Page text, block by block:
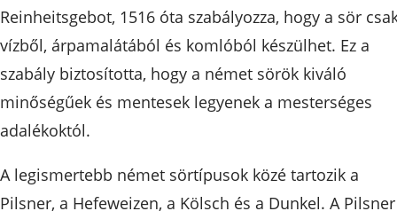
Reinheitsgebot, 1516 óta szabályozza, hogy a sör
vízből, árpamalátából és komlóból készülhet. Ez a
szabály biztosította, hogy a német sörök kiváló
minőségűek és mentesek legyenek a mesterséges
adalékoktól.
A legismertebb német sörtípusok közé tartozik a
Pilsner, a Hefeweizen, a Kölsch és a Dunkel. A Pilsner